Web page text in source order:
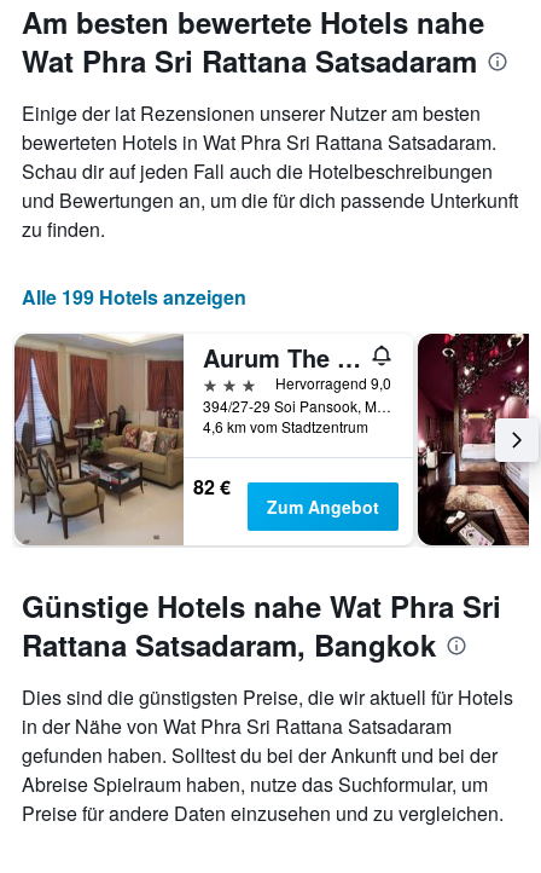
Am besten bewertete Hotels nahe
Wat Phra Sri Rattana Satsadaram
Einige der lat Rezensionen unserer Nutzer am besten
bewerteten Hotels in Wat Phra Sri Rattana Satsadaram.
Schau dir auf jeden Fall auch die Hotelbeschreibungen
und Bewertungen an, um die für dich passende Unterkunft
zu finden.
Alle 199 Hotels anzeigen
Aurum The River Place
3 Sterne
Hervorragend 9,0
394/27-29 Soi Pansook, Maharaj Road, Bangkok, Thailand
4,6 km vom Stadtzentrum
82 €
Zum Angebot
Günstige Hotels nahe Wat Phra Sri
Rattana Satsadaram, Bangkok
Dies sind die günstigsten Preise, die wir aktuell für Hotels
in der Nähe von Wat Phra Sri Rattana Satsadaram
gefunden haben. Solltest du bei der Ankunft und bei der
Abreise Spielraum haben, nutze das Suchformular, um
Preise für andere Daten einzusehen und zu vergleichen.